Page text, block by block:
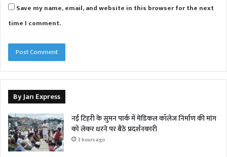
Save my name, email, and website in this browser for the next
time I comment.
By Jan Express
नई टिहरी के सुमन पार्क में मेडिकल कॉलेज निर्माण की मांग
को लेकर धरने पर बैठे प्रदर्शनकारी
3 hours ago